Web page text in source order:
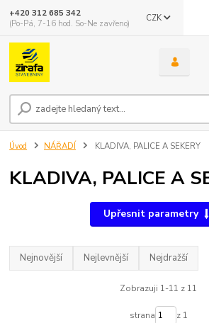
CZK
+420 312 685 342
(Po-Pá, 7-16 hod. So-Ne zavřeno)
Úvod NÁŘADÍ KLADIVA, PALICE A SEKERY
KLADIVA, PALICE A
Upřesnit parametry
Nejnovější Nejlevnější Nejdražší
Zobrazuji 1-11 z 11
strana z 1